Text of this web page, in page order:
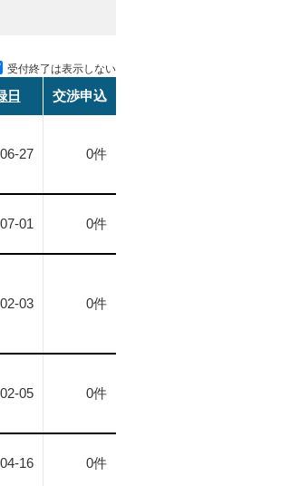
受付終了は表示しない
日 交渉申込
27 0件
01 0件
03 0件
05 0件
16 0件